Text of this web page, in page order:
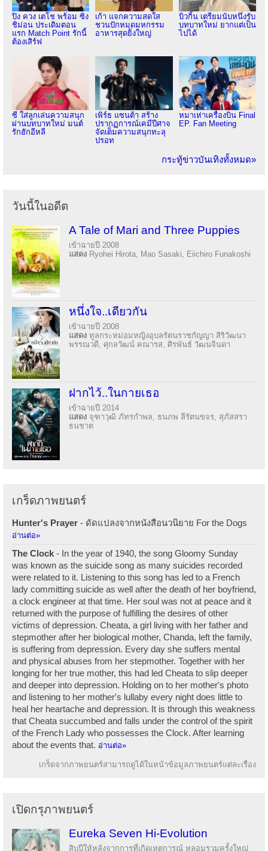
ปิง ควง เตโช พร้อม ซิง
ชิม่อน ประเดิมตอน
แรก Match Point รักนี้
ต้องเสิร์ฟ
เก้า แจกความสดใส
ชวนปักหมุดมหกรรม
อาหารสุดยิ่งใหญ่
บิวกิ้น เตรียมนับหนึ่งรับ
บทบาทใหม่ ยากแต่เป็น
ไปได้
ซี ใส่ลูกเล่นความสนุก
ผ่านบทบาทใหม่ มนต์
รักฮักอีหลี
เพิร์ธ แซนต้า สร้าง
ปรากฏการณ์เคมีปีศาจ
จัดเต็มความสนุกทะลุ
ปรอท
หมาเห่าเครื่องบิน Final
EP. Fan Meeting
กระทู้ข่าวบันเทิงทั้งหมด»
วันนี้ในอดีต
A Tale of Mari and Three Puppies
เข้าฉายปี 2008
แสดง Ryohei Hirota, Mao Sasaki, Eiichiro Funakoshi
หนึ่งใจ..เดียวกัน
เข้าฉายปี 2008
แสดง ทูลกระหม่อมหญิงอุบลรัตนราชกัญญา สิริวัฒนา
พรรณวดี, ศุกลวัฒน์ คณารส, ศิรพันธ์ วัฒนจินดา
ฝากไว้..ในกายเธอ
เข้าฉายปี 2014
แสดง จุฑาวุฒิ ภัทรกำพล, ธนภพ ลีรัตนขจร, สุภัสสรา
ธนชาต
เกร็ดภาพยนตร์
Hunter's Prayer - ดัดแปลงจากหนังสือนวนิยาย For the Dogs
อ่านต่อ»
The Clock - In the year of 1940, the song Gloomy Sunday
was known as the suicide song as many suicides recorded
were related to it. Listening to this song has led to a French
lady committing suicide as well after the death of her boyfriend,
a clock engineer at that time. Her soul was not at peace and it
returned with the purpose of fulfilling the desires of other
victims of depression. Cheata, a girl living with her father and
stepmother after her biological mother, Chanda, left the family,
is suffering from depression. Every day she suffers mental
and physical abuses from her stepmother. Together with her
longing for her true mother, this had led Cheata to slip deeper
and deeper into depression. Holding on to her mother's photo
and listening to her mother's lullaby every night does little to
heal her heartache and depression. It is through this weakness
that Cheata succumbed and falls under the control of the spirit
of the French Lady who possesses the Clock. After learning
about the events that. อ่านต่อ»
เกร็ดจากภาพยนตร์สามารถดูได้ในหน้าข้อมูลภาพยนตร์แต่ละเรื่อง
เปิดกรุภาพยนตร์
Eureka Seven Hi-Evolution
สิบปีให้หลังจากการที่เกิดเหตุการณ์ หลอมรวมครั้งใหญ่